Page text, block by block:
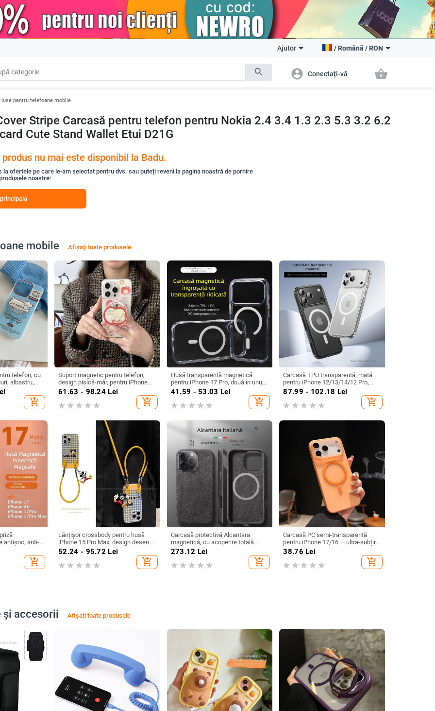
search
Ajutor / Română / RON
account_circle Conectați-vă shopping_basket
Huse pentru telefoane mobile
Stripe Carcasă pentru telefon pentru Nokia 2.4 3.4 1.3 2.3 5.3 3.2 6.2
Cute Stand Wallet Etui D21G
nu mai este disponibil la Badu.
la ofertele pe care le-am selectat pentru dvs. sau puteți reveni la pagina noastră de pornire
noastre:
mobile Afișați toate produsele
telefon, cu
albastru,
cu
add_shopping_cart
Suport magnetic pentru telefon,
design pisică-măr, pentru iPhone
13–17
61.63 - 98.24 Lei
add_shopping_cart
Husă transparentă magnetică
pentru iPhone 17 Pro, două în unu,
protecție anti-cădere, cadru întărit,
decupaj mare
41.59 - 53.03 Lei
add_shopping_cart
Carcasă TPU transparentă, mată
pentru iPhone 12/13/14/12 Pro,
antișoc cu airbag încorporat și
textură în relief
87.99 - 102.18 Lei
add_shopping_cart
antișoc, anti-
material
iPhone 12–14
add_shopping_cart
Lănțișor crossbody pentru husă
iPhone 15 Pro Max, design desen
animat, silicon, protecție anti-
52.24 - 95.72 Lei
add_shopping_cart
Carcasă protectivă Alcantara
magnetică, cu acoperire totală
pentru iPhone 16 Pro Max și iPhone
273.12 Lei
add_shopping_cart
Carcasă PC semi-transparentă
pentru iPhone 17/16 — ultra-subțire,
finisaj mat, senzație la atingere de
protecție antișoc
38.76 Lei
add_shopping_cart
și accesorii Afișați toate produsele